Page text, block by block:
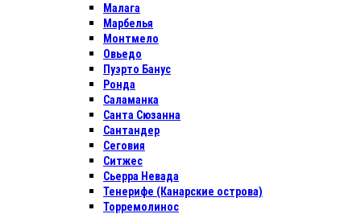
Малага
Марбелья
Монтмело
Овьедо
Пуэрто Банус
Ронда
Саламанка
Санта Сюзанна
Сантандер
Сеговия
Ситжес
Сьерра Невада
Тенерифе (Канарские острова)
Торремолинос